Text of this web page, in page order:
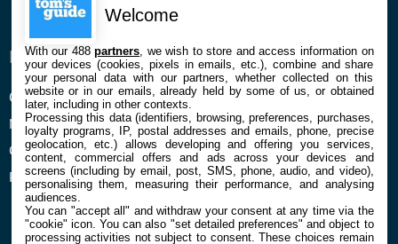
ENTREPRISE
Qui sommes nous
Mentions légales et CGU
Confidentialité et Cookies
Préférences cookies
À PROPOS
La rédaction
Contact
Welcome
With our 488partners , we wish to store and access information on
your devices (cookies, pixels in emails, etc.), combine and share
your personal data with our partners, whether collected on this
website or in our emails, already held by some of us, or obtained
later, including in other contexts.
Processing this data (identifiers, browsing, preferences, purchases,
loyalty programs, IP, postal addresses and emails, phone, precise
geolocation, etc.) allows developing and offering you services,
content, commercial offers and ads across your devices and
screens (including by email, post, SMS, phone, audio, and video),
personalising them, measuring their performance, and analysing
audiences.
You can "accept all" and withdraw your consent at any time via the
"cookie" icon. You can also "set detailed preferences" and object to
processing activities not subject to consent. These choices remain